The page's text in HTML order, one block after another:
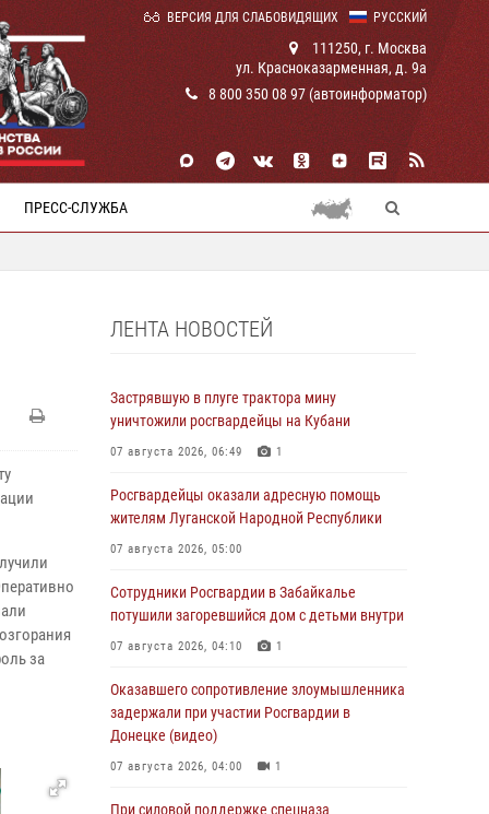
РУССКИЙ
ВЕРСИЯ ДЛЯ СЛАБОВИДЯЩИХ
111250, г. Москва
ул. Красноказарменная, д. 9а
8 800 350 08 97 (автоинформатор)
ПРЕСС-СЛУЖБА
за
ЛЕНТА НОВОСТЕЙ
Застрявшую в плуге трактора мину
уничтожили росгвардейцы на Кубани
07 августа 2026, 06:49 1
Росгвардейцы оказали адресную помощь
жителям Луганской Народной Республики
07 августа 2026, 05:00
Сотрудники Росгвардии в Забайкалье
потушили загоревшийся дом с детьми внутри
07 августа 2026, 04:10 1
Оказавшего сопротивление злоумышленника
задержали при участии Росгвардии в
Донецке (видео)
07 августа 2026, 04:00 1
При силовой поддержке спецназа